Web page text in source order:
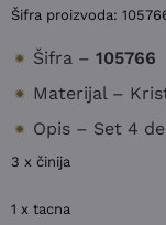
Šifra proizvoda:
Šifra – 105766
Materijal –
Opis – Set 4
3 x činija
1 x tacna